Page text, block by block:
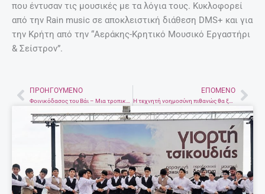
που έντυσαν τις μουσικές με τα λόγια τους. Κυκλοφορεί
από την Rain music σε αποκλειστική διάθεση DMS+ και για
την Κρήτη από την “Αεράκης-Κρητικό Μουσικό Εργαστήρι
& Σείστρον”.
Prev
ΠΡΟΗΓΟΎΜΕΝΟ ΕΠΌΜΕΝΟ
Η τεχνητή νοημοσύνη πιθανώς θα ξεπεράσει τους ανθρώπους έως το 2060